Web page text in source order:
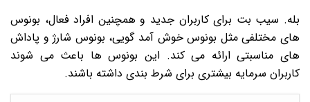
بله. سیب بت برای کاربران جدید و همچنین افراد فعال، بونوس
های مختلفی مثل بونوس خوش آمد گویی، بونوس شارژ و پاداش
های مناسبتی ارائه می کند. این بونوس ها باعث می شوند
کاربران سرمایه بیشتری برای شرط بندی داشته باشند.